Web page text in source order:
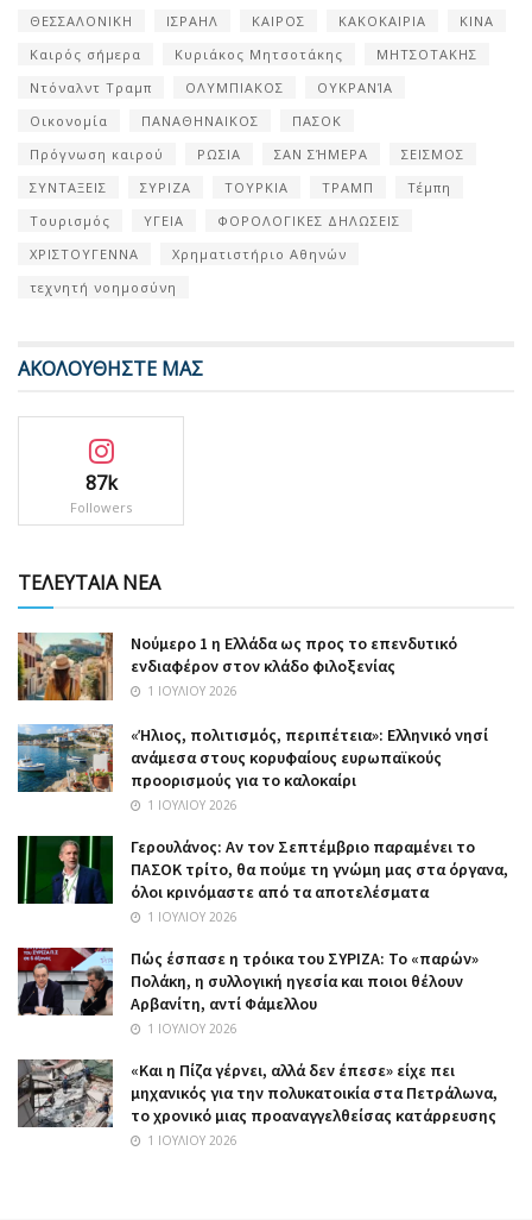
ΘΕΣΣΑΛΟΝΙΚΗ
ΙΣΡΑΗΛ ΚΑΙΡΟΣ ΚΑΚΟΚΑΙΡΙΑ
ΚΙΝΑ
Καιρός σήμερα
Κυριάκος Μητσοτάκης
ΜΗΤΣΟΤΑΚΗΣ
Ντόναλντ Τραμπ
ΟΛΥΜΠΙΑΚΟΣ
ΟΥΚΡΑΝΊΑ
Οικονομία
ΠΑΝΑΘΗΝΑΙΚΟΣ
ΠΑΣΟΚ
Πρόγνωση καιρού
ΡΩΣΙΑ ΣΑΝ ΣΉΜΕΡΑ
ΣΕΙΣΜΟΣ
ΣΥΝΤΑΞΕΙΣ
ΣΥΡΙΖΑ ΤΟΥΡΚΙΑ ΤΡΑΜΠ
Τέμπη
Τουρισμός
ΥΓΕΙΑ
ΦΟΡΟΛΟΓΙΚΕΣ ΔΗΛΩΣΕΙΣ
ΧΡΙΣΤΟΥΓΕΝΝΑ
Χρηματιστήριο Αθηνών
τεχνητή νοημοσύνη
ΑΚΟΛΟΥΘΗΣΤΕ ΜΑΣ
87k
Followers
ΤΕΛΕΥΤΑΙΑ ΝΕΑ
Nούμερο 1 η Ελλάδα ως προς το επενδυτικό
ενδιαφέρον στον κλάδο φιλοξενίας
1 ΙΟΥΛΊΟΥ 2026
«Ήλιος, πολιτισμός, περιπέτεια»: Ελληνικό νησί
ανάμεσα στους κορυφαίους ευρωπαϊκούς
προορισμούς για το καλοκαίρι
1 ΙΟΥΛΊΟΥ 2026
Γερουλάνος: Αν τον Σεπτέμβριο παραμένει το
ΠΑΣΟΚ τρίτο, θα πούμε τη γνώμη μας στα όργανα,
όλοι κρινόμαστε από τα αποτελέσματα
1 ΙΟΥΛΊΟΥ 2026
Πώς έσπασε η τρόικα του ΣΥΡΙΖΑ: Το «παρών»
Πολάκη, η συλλογική ηγεσία και ποιοι θέλουν
Αρβανίτη, αντί Φάμελλου
1 ΙΟΥΛΊΟΥ 2026
«Και η Πίζα γέρνει, αλλά δεν έπεσε» είχε πει
μηχανικός για την πολυκατοικία στα Πετράλωνα,
το χρονικό μιας προαναγγελθείσας κατάρρευσης
1 ΙΟΥΛΊΟΥ 2026